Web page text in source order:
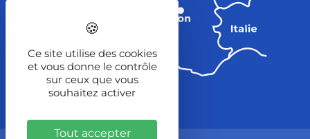
Ce site utilise des cookies
et vous donne le contrôle
sur ceux que vous
souhaitez activer
Tout accepter